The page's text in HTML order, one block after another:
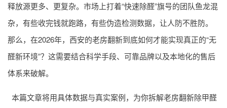
释放源更多、更复杂。市场上打着“快速除醛”旗号的团队鱼龙混
杂，有些收完钱就跑路，有些伪造检测数据，让人防不胜防。
那么，在2026年，西安的老房翻新到底如何才能实现真正的“无
醛新环境”？这需要结合科学手段、可靠品牌以及本地化的售后
体系来破解。
本篇文章将用具体数据与真实案例，为你拆解老房翻新除甲醛